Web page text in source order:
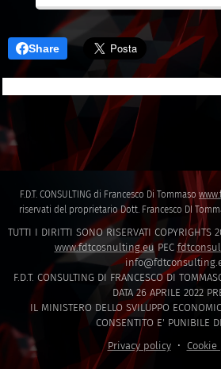
Share
F.D.T. CONSULTING di Francesco Di Tommaso
riservati del proprietario Dott. Francesco DI
TUTTI I DIRITTI SONO RISERVATI
www.fdtcosnulting.euPEC
F.D.T. CONSULTING DI FRANCESCO DI
DATA 26 APRILE 2022
IL MINISTERO DELLO SVILUPPO
CONSENTITO E' PUNIBILE
Privacy policy
Cookie